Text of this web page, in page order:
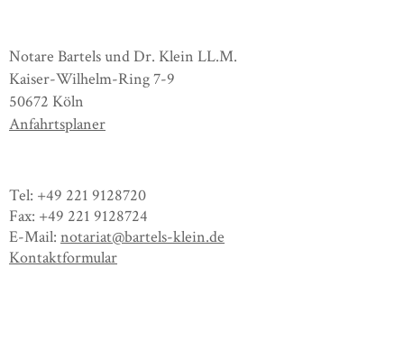
Notare Bartels und Dr. Klein LL.M.
Kaiser-Wilhelm-Ring 7-9
50672 Köln
Anfahrtsplaner
Tel: +49 221 9128720
Fax: +49 221 9128724
E-Mail: notariat@bartels-klein.de
Kontaktformular